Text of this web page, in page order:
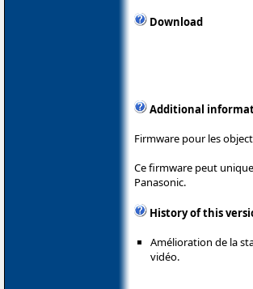
Download
Additional
Firmware pour les
Ce firmware peut
Panasonic.
History of this
Amélioration de la
vidéo.